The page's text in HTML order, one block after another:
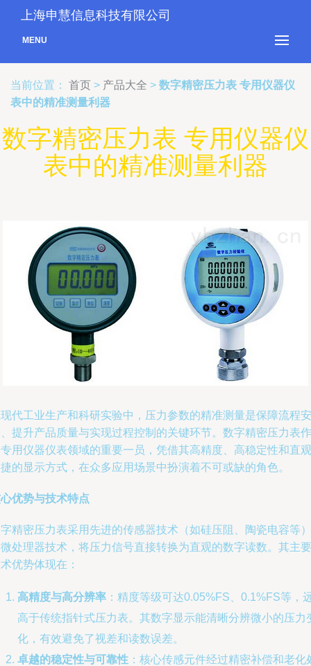
上海申慧信息科技有限公司
MENU
当前位置： 首页 > 产品大全 > 数字精密压力表 专用仪器仪
表中的精准测量利器
数字精密压力表 专用仪器仪
表中的精准测量利器
代工业生产和科研实验中，压力参数的精准测量是保障流程安
提升产品质量与实现过程控制的关键环节。数字精密压力表作
用仪器仪表领域的重要一员，凭借其高精度、高稳定性和直观
的显示方式，在众多应用场景中扮演着不可或缺的角色。
优势与技术特点
精密压力表采用先进的传感器技术（如硅压阻、陶瓷电容等）
处理器技术，将压力信号直接转换为直观的数字读数。其主要
优势体现在：
高精度与高分辨率 ：精度等级可达0.05%FS、0.1%FS等，
高于传统指针式压力表。其数字显示能清晰分辨微小的压力
化，有效避免了视差和读数误差。
卓越的稳定性与可靠性 ：核心传感元件经过精密补偿和老化